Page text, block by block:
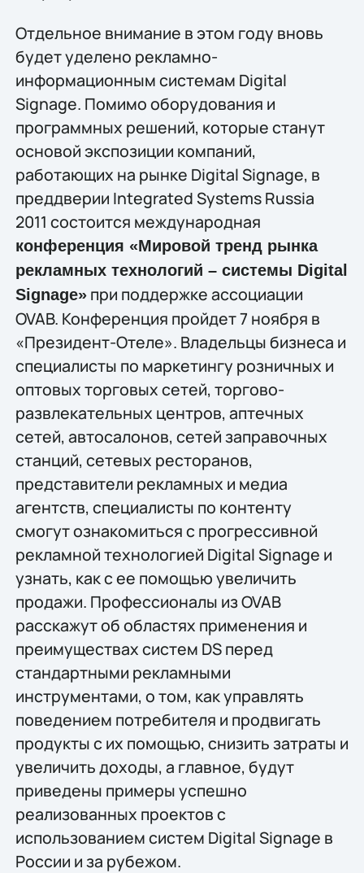
Отдельное внимание в этом году вновь
будет уделено рекламно-
информационным системам Digital
Signage. Помимо оборудования и
программных решений, которые станут
основой экспозиции компаний,
работающих на рынке Digital Signage, в
преддверии Integrated Systems Russia
2011 состоится международная
конференция «Мировой тренд рынка
рекламных технологий – системы Digital
Signage»при поддержке ассоциации
OVAB. Конференция пройдет 7 ноября в
«Президент-Отеле». Владельцы бизнеса и
специалисты по маркетингу розничных и
оптовых торговых сетей, торгово-
развлекательных центров, аптечных
сетей, автосалонов, сетей заправочных
станций, сетевых ресторанов,
представители рекламных и медиа
агентств, специалисты по контенту
смогут ознакомиться с прогрессивной
рекламной технологией Digital Signage и
узнать, как с ее помощью увеличить
продажи. Профессионалы из OVAB
расскажут об областях применения и
преимуществах систем DS перед
стандартными рекламными
инструментами, о том, как управлять
поведением потребителя и продвигать
продукты с их помощью, снизить затраты и
увеличить доходы, а главное, будут
приведены примеры успешно
реализованных проектов с
использованием систем Digital Signage в
России и за рубежом.